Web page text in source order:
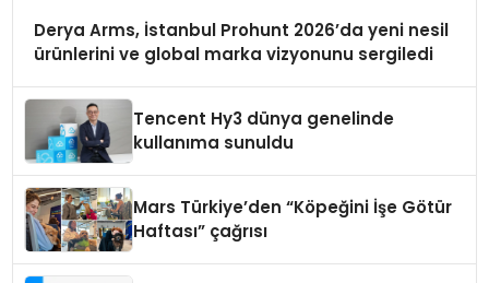
Derya Arms, İstanbul Prohunt 2026’da yeni nesil
ürünlerini ve global marka vizyonunu sergiledi
Tencent Hy3 dünya genelinde
kullanıma sunuldu
Mars Türkiye’den “Köpeğini İşe Götür
Haftası” çağrısı